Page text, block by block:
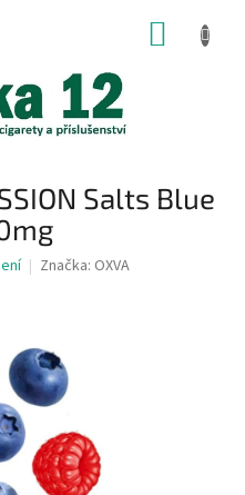
Salts Blue
Značka: OXVA